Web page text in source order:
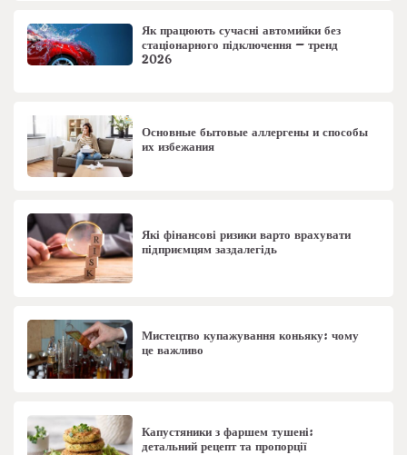
Як працюють сучасні автомийки без
стаціонарного підключення – тренд
2026
Основные бытовые аллергены и способы
их избежания
Які фінансові ризики варто врахувати
підприємцям заздалегідь
Мистецтво купажування коньяку: чому
це важливо
Капустяники з фаршем тушені:
детальний рецепт та пропорції